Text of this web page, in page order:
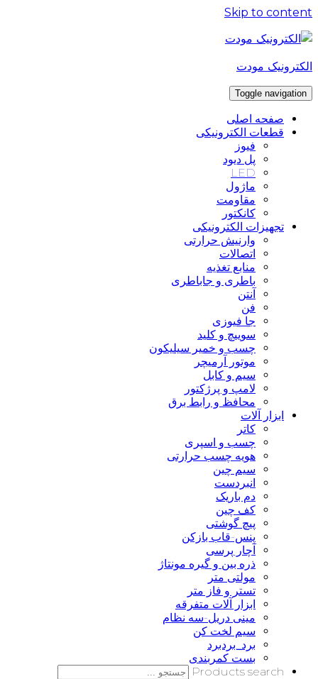
Skip to content
الکترونیک مودت
Toggle navigation
صفحه اصلی
قطعات الکترونیکی
فیوز
پل دیود
LED
ماژول
مقاومت
کانکتور
تجهیزات الکترونیکی
وارنیش حرارتی
اتصالات
منابع تغذیه
باطری و جاباطری
آنتن
فن
جا فیوزی
سوییچ و کلید
چسب و خمیر سیلیکون
موتور آرمیچر
سیم و کابل
لامپ و پرژکتور
محافظ و رابط برق
ابزار آلات
کاتر
چسب و اسپری
هویه چسب حرارتی
سیم چین
انبردست
دم باریک
کف چین
پیچ گوشتی
پنس-قاب بازکن
آچار پرسی
ذره بین و گیره مونتاژ
مولتی متر
تستر و فاز متر
ابزار آلات متفرقه
مینی دریل-سه نظام
سیم لخت کن
برد_بردبرد
بست کمربندی
Products search